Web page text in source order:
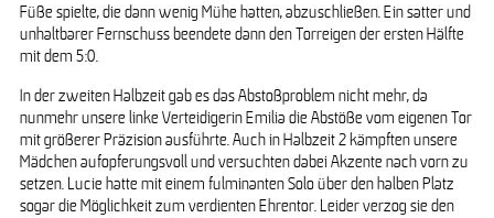
Füße spielte, die dann wenig Mühe hatten, abzuschließen. Ein satter und
unhaltbarer Fernschuss beendete dann den Torreigen der ersten Hälfte
mit dem 5:0.
In der zweiten Halbzeit gab es das Abstoßproblem nicht mehr, da
nunmehr unsere linke Verteidigerin Emilia die Abstöße vom eigenen Tor
mit größerer Präzision ausführte. Auch in Halbzeit 2 kämpften unsere
Mädchen aufopferungsvoll und versuchten dabei Akzente nach vorn zu
setzen. Lucie hatte mit einem fulminanten Solo über den halben Platz
sogar die Möglichkeit zum verdienten Ehrentor. Leider verzog sie den